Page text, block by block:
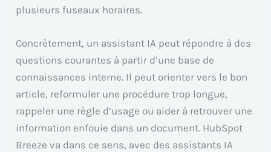
plusieurs fuseaux horaires.
Concrètement, un assistant IA peut répondre à des
questions courantes à partir d’une base de
connaissances interne. Il peut orienter vers le bon
article, reformuler une procédure trop longue,
rappeler une règle d’usage ou aider à retrouver une
information enfouie dans un document. HubSpot
Breeze va dans ce sens, avec des assistants IA